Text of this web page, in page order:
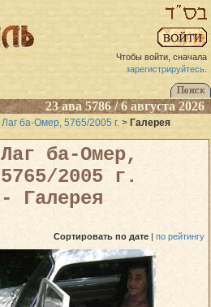
Чтобы войти, сначала
зарегистрируйтесь.
23 ава 5786 / 6 августа 2026
Лаг ба-Омер, 5765/2005 г. > Галерея
Лаг ба-Омер,
5765/2005 г.
- Галерея
Сортировать по дате | по рейтингу